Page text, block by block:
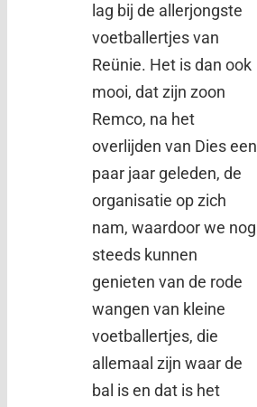
lag bij de allerjongste
voetballertjes van
Reünie. Het is dan ook
mooi, dat zijn zoon
Remco, na het
overlijden van Dies een
paar jaar geleden, de
organisatie op zich
nam, waardoor we nog
steeds kunnen
genieten van de rode
wangen van kleine
voetballertjes, die
allemaal zijn waar de
bal is en dat is het